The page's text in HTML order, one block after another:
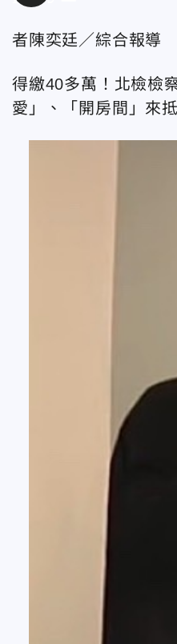
者陳奕廷／綜合報導
得繳40多萬！北檢檢
愛」、「開房間」來